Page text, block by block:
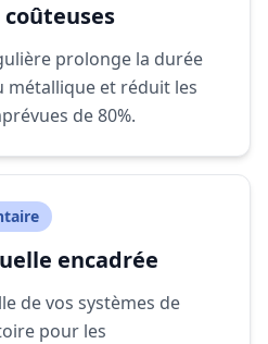
prolonge la durée
métallique et réduit les
de 80%.
encadrée
de vos systèmes de
pour les